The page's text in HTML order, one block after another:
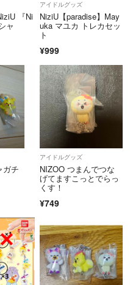
てご連絡下さい。
致します。
願いします( .ˬ.)"
ました( ˆˆ )
『Ni
ャ
アイドルグッズ
NiziU【paradise】May
uka マユカ トレカセッ
ト
¥999
ガチ
アイドルグッズ
NIZOO つまんでつな
げてますこっとでらっ
くす！
¥749